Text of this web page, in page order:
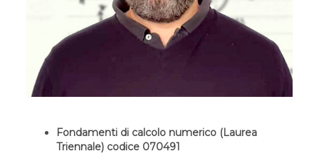
Fondamenti di calcolo numerico (Laurea
Triennale) codice 070491